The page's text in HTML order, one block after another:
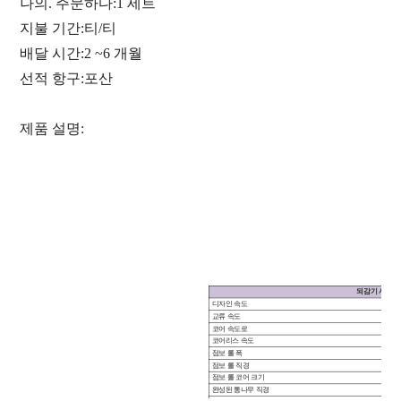
나의. 주문하다: 1 세트
지불 기간:티/티
배달 시간:2 ~6 개월
선적 항구:포산
제품 설명:
되감기 시스템
디자인 속도
교류 속도
코어 속도로
코어리스 속도
점보 롤 폭
점보 롤 직경
점보 롤 코어 크기
완성된 통나무 직경